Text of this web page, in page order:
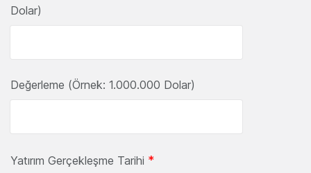
Dolar)
Değerleme (Örnek: 1.000.000 Dolar)
Yatırım Gerçekleşme Tarihi *